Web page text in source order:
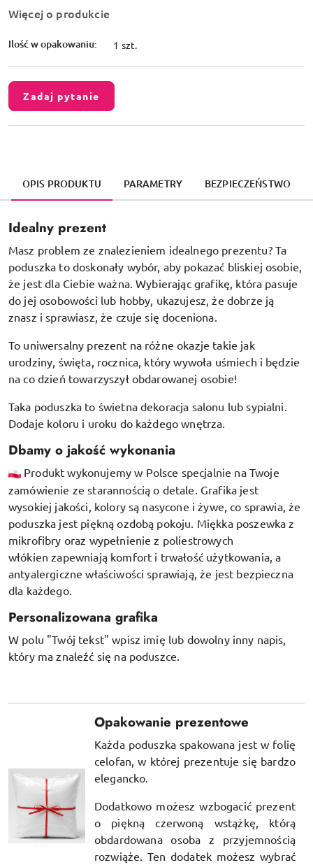
Więcej o produkcie
Ilość w opakowaniu: 1 szt.
Zadaj pytanie
OPIS PRODUKTU PARAMETRY BEZPIECZEŃSTWO
Idealny prezent
Masz problem ze znalezieniem idealnego prezentu? Ta
poduszka to doskonały wybór, aby pokazać bliskiej osobie,
że jest dla Ciebie ważna. Wybierając grafikę, która pasuje
do jej osobowości lub hobby, ukazujesz, że dobrze ją
znasz i sprawiasz, że czuje się doceniona.
To uniwersalny prezent na różne okazje takie jak
urodziny, święta, rocznica, który wywoła uśmiech i będzie
na co dzień towarzyszył obdarowanej osobie!
Taka poduszka to świetna dekoracja salonu lub sypialni.
Dodaje koloru i uroku do każdego wnętrza.
Dbamy o jakość wykonania
Produkt wykonujemy w Polsce specjalnie na Twoje
zamówienie ze starannością o detale. Grafika jest
wysokiej jakości, kolory są nasycone i żywe, co sprawia, że
poduszka jest piękną ozdobą pokoju. Miękka poszewka z
mikrofibry oraz wypełnienie z poliestrowych
włókien zapewniają komfort i trwałość użytkowania, a
antyalergiczne właściwości sprawiają, że jest bezpieczna
dla każdego.
Personalizowana grafika
W polu "Twój tekst" wpisz imię lub dowolny inny napis,
który ma znaleźć się na poduszce.
Opakowanie prezentowe
Każda poduszka spakowana jest w folię
celofan, w której prezentuje się bardzo
elegancko.
Dodatkowo możesz wzbogacić prezent
o piękną czerwoną wstążkę, którą
obdardowana osoba z przyjemnością
rozwiąże. Ten dodatek możesz wybrać